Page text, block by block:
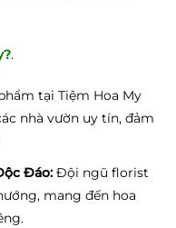
.
tại Tiệm Hoa My
nhà vườn uy tín, đảm
Đáo:Đội ngũ florist
mang đến hoa